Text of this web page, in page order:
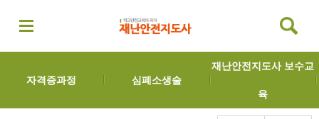
자격증과정 심폐소생술
재난안전지도사 보수교
육